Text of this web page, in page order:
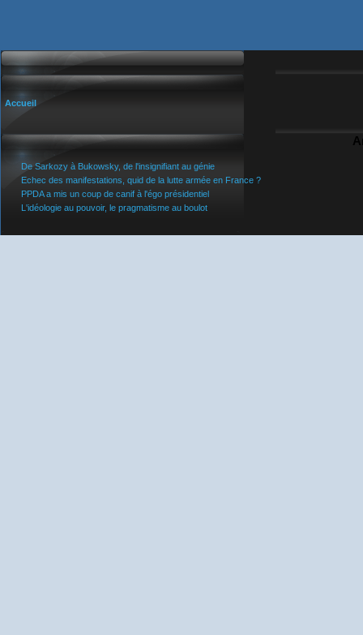
Accueil
De Sarkozy à Bukowsky, de l'insignifiant au génie
Echec des manifestations, quid de la lutte armée en France ?
PPDA a mis un coup de canif à l'égo présidentiel
L'idéologie au pouvoir, le pragmatisme au boulot